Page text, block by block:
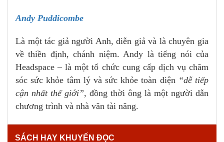
Andy Puddicombe
Là một tác giả người Anh, diễn giả và là chuyên gia
về thiền định, chánh niệm. Andy là tiếng nói của
Headspace – là một tổ chức cung cấp dịch vụ chăm
sóc sức khỏe tâm lý và sức khỏe toàn diện “dễ tiếp
cận nhất thế giới”, đồng thời ông là một người dẫn
chương trình và nhà văn tài năng.
SÁCH HAY KHUYẾN ĐỌC